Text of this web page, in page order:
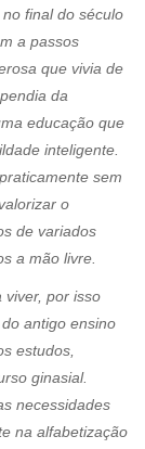
final do século
a passos
que vivia de
da
educação que
inteligente.
sem
o
de variados
a mão livre.
viver, por isso
antigo ensino
estudos,
ginasial.
necessidades
na alfabetização